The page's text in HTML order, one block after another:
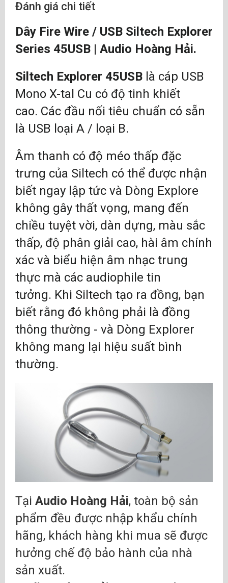
điện:
Lõi: 4
Đánh giá chi tiết
Dây Fire Wire / USB Siltech Explorer
Series 45USB | Audio Hoàng Hải.
Siltech Explorer 45USB là cáp USB
Mono X-tal Cu có độ tinh khiết
cao. Các đầu nối tiêu chuẩn có sẵn
là USB loại A / loại B.
Âm thanh có độ méo thấp đặc
trưng của Siltech có thể được nhận
biết ngay lập tức và Dòng Explore
không gây thất vọng, mang đến
chiều tuyệt vời, dàn dựng, màu sắc
thấp, độ phân giải cao, hài âm chính
xác và biểu hiện âm nhạc trung
thực mà các audiophile tin
tưởng. Khi Siltech tạo ra đồng, bạn
biết rằng đó không phải là đồng
thông thường - và Dòng Explorer
không mang lại hiệu suất bình
thường.
Tại Audio Hoàng Hải, toàn bộ sản
phẩm đều được nhập khẩu chính
hãng, khách hàng khi mua sẽ được
hưởng chế độ bảo hành của nhà
sản xuất.